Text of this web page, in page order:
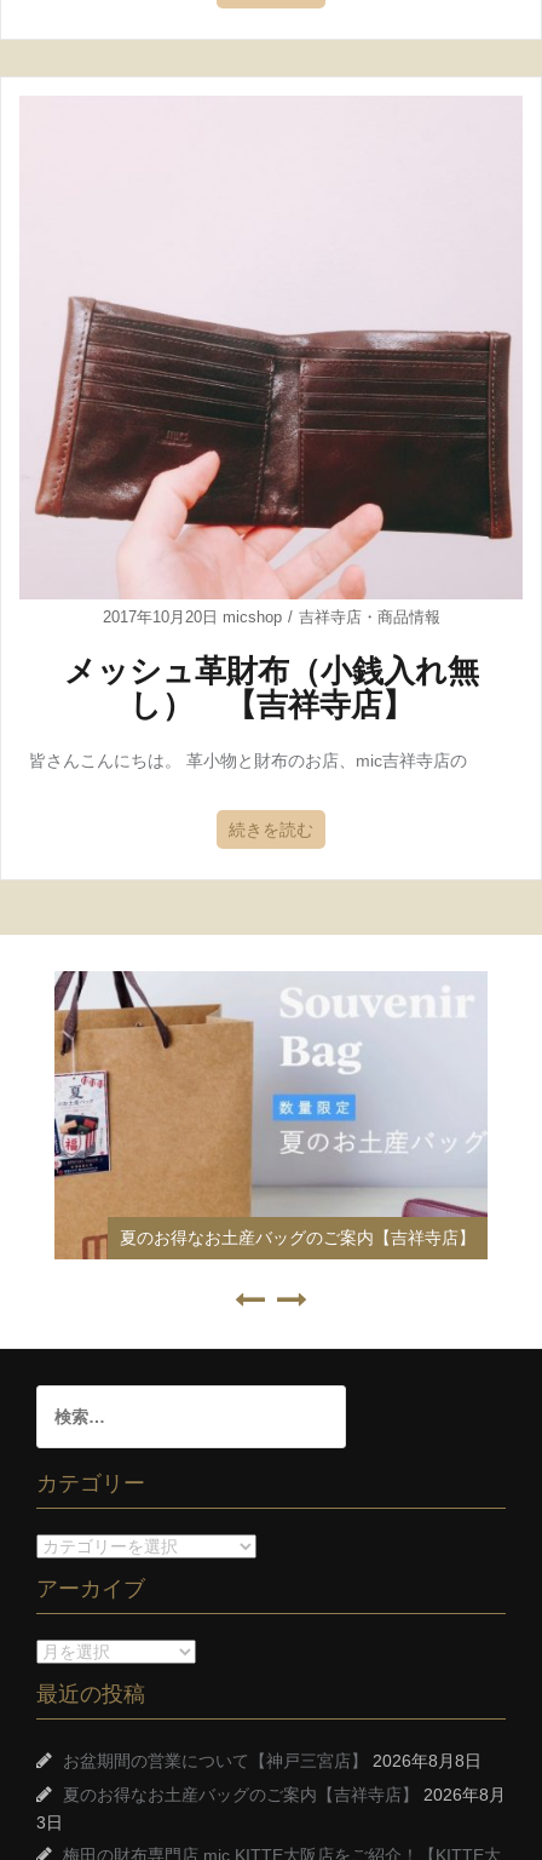
2017年10月20日 micshop 吉祥寺店・ 商品情報
メッシュ革財布（小銭入れ無
し） 【吉祥寺店】
皆さんこんにちは。 革小物と財布のお店、mic吉祥寺店の
続きを読む
夏のお得なお土産バッグのご案内【吉祥寺店】
カテゴリー
アーカイブ
最近の投稿
お盆期間の営業について【神戸三宮店】
2026年8月8日
夏のお得なお土産バッグのご案内【吉祥寺店】
2026年8月
3日
梅田の財布専門店 mic KITTE大阪店をご紹介！【KITTE大